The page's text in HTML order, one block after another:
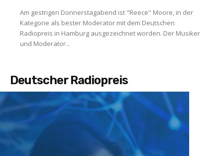
Am gestrigen Donnerstagabend ist "Reece" Moore, in der
Kategorie als bester Moderator mit dem Deutschen
Radiopreis in Hamburg ausgezeichnet worden. Der Musiker
und Moderator...
Deutscher Radiopreis